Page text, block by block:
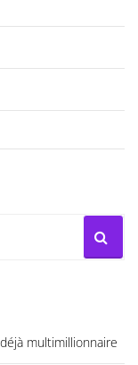
multimillionnaire